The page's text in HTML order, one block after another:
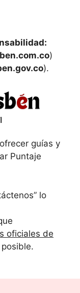
)
).
guías y
Puntaje
lo
oficiales de